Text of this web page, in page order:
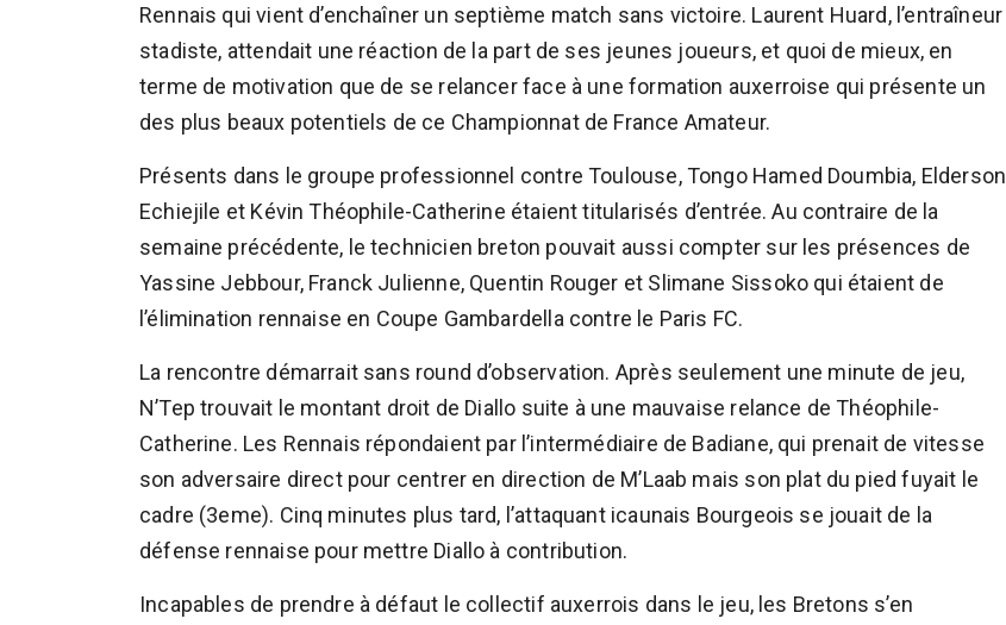
Rennais qui vient d’enchaîner un septième match sans victoire. Laurent Huard, l’entraîneur
stadiste, attendait une réaction de la part de ses jeunes joueurs, et quoi de mieux, en
terme de motivation que de se relancer face à une formation auxerroise qui présente un
des plus beaux potentiels de ce Championnat de France Amateur.
Présents dans le groupe professionnel contre Toulouse, Tongo Hamed Doumbia, Elderson
Echiejile et Kévin Théophile-Catherine étaient titularisés d’entrée. Au contraire de la
semaine précédente, le technicien breton pouvait aussi compter sur les présences de
Yassine Jebbour, Franck Julienne, Quentin Rouger et Slimane Sissoko qui étaient de
l’élimination rennaise en Coupe Gambardella contre le Paris FC.
La rencontre démarrait sans round d’observation. Après seulement une minute de jeu,
N’Tep trouvait le montant droit de Diallo suite à une mauvaise relance de Théophile-
Catherine. Les Rennais répondaient par l’intermédiaire de Badiane, qui prenait de vitesse
son adversaire direct pour centrer en direction de M’Laab mais son plat du pied fuyait le
cadre (3eme). Cinq minutes plus tard, l’attaquant icaunais Bourgeois se jouait de la
défense rennaise pour mettre Diallo à contribution.
Incapables de prendre à défaut le collectif auxerrois dans le jeu, les Bretons s’en